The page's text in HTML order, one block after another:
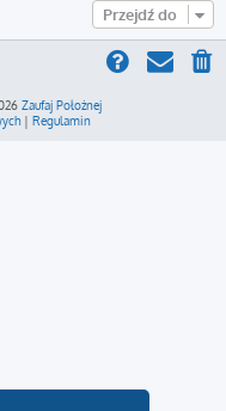
Przejdź do
Zaufaj Położnej
| Regulamin